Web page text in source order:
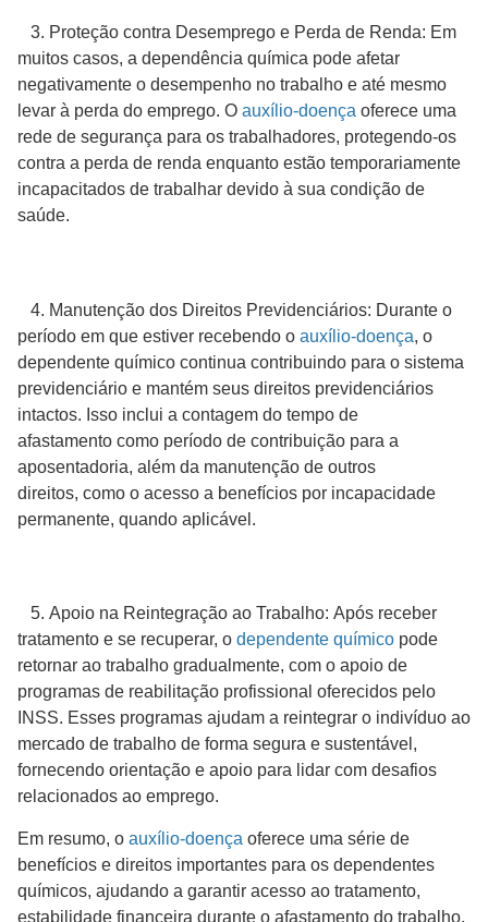
3. Proteção contra Desemprego e Perda de Renda: Em
muitos casos, a dependência química pode afetar
negativamente o desempenho no trabalho e até mesmo
levar à perda do emprego. O auxílio-doença oferece uma
rede de segurança para os trabalhadores, protegendo-os
contra a perda de renda enquanto estão temporariamente
incapacitados de trabalhar devido à sua condição de
saúde.
4. Manutenção dos Direitos Previdenciários: Durante o
período em que estiver recebendo o auxílio-doença, o
dependente químico continua contribuindo para o sistema
previdenciário e mantém seus direitos previdenciários
intactos. Isso inclui a contagem do tempo de
afastamento como período de contribuição para a
aposentadoria, além da manutenção de outros
direitos, como o acesso a benefícios por incapacidade
permanente, quando aplicável.
5. Apoio na Reintegração ao Trabalho: Após receber
tratamento e se recuperar, o dependente químico pode
retornar ao trabalho gradualmente, com o apoio de
programas de reabilitação profissional oferecidos pelo
INSS. Esses programas ajudam a reintegrar o indivíduo ao
mercado de trabalho de forma segura e sustentável,
fornecendo orientação e apoio para lidar com desafios
relacionados ao emprego.
Em resumo, o auxílio-doença oferece uma série de
benefícios e direitos importantes para os dependentes
químicos, ajudando a garantir acesso ao tratamento,
estabilidade financeira durante o afastamento do trabalho,